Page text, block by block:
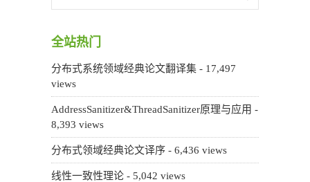
全站热门
分布式系统领域经典论文翻译集 - 17,497
views
AddressSanitizer&ThreadSanitizer原理与应用 -
8,393 views
分布式领域经典论文译序 - 6,436 views
线性一致性理论 - 5,042 views